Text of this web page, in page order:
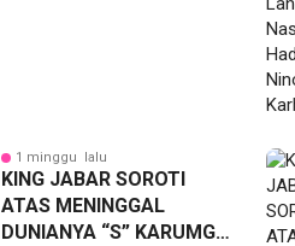
1 minggu lalu
KING JABAR SOROTI
ATAS MENINGGAL
DUNIANYA “S” KARUMGA